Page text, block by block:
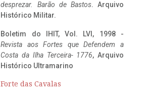
desprezar. Barão de Bastos. Arquivo
Histórico Militar.
Boletim do IHIT, Vol. LVI, 1998 -
Revista aos Fortes que Defendem a
Costa da Ilha Terceira- 1776, Arquivo
Histórico Ultramarino
Forte das Cavalas